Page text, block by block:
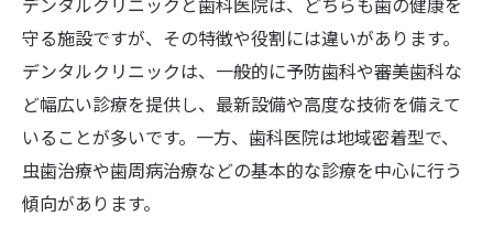
極め方
口コミチェックで分かる歯科の信頼度ポイ
ント
予約しやすい歯科の特徴と選び方のコツ
歯科治療内容と説明力で安心できる医院か
判断
守る施設ですが、その特徴や役割には違いがあります。
デンタルクリニックは、一般的に予防歯科や審美歯科な
ど幅広い診療を提供し、最新設備や高度な技術を備えて
いることが多いです。一方、歯科医院は地域密着型で、
虫歯治療や歯周病治療などの基本的な診療を中心に行う
傾向があります。